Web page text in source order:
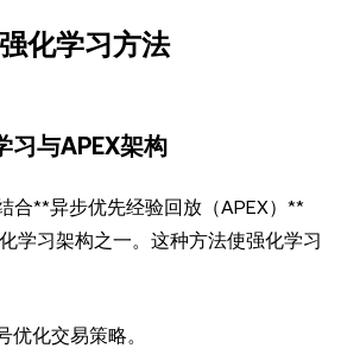
化学习方法
习与APEX架构
合**异步优先经验回放（APEX）**
学习架构之一。这种方法使强化学习
优化交易策略。